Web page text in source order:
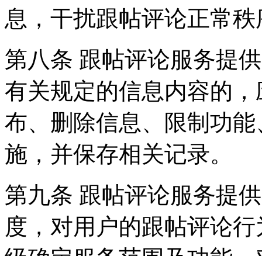
息，干扰跟帖评论正常
第八条 跟帖评论服务提
有关规定的信息内容的
布、删除信息、限制功
施，并保存相关记录。
第九条 跟帖评论服务提
度，对用户的跟帖评论